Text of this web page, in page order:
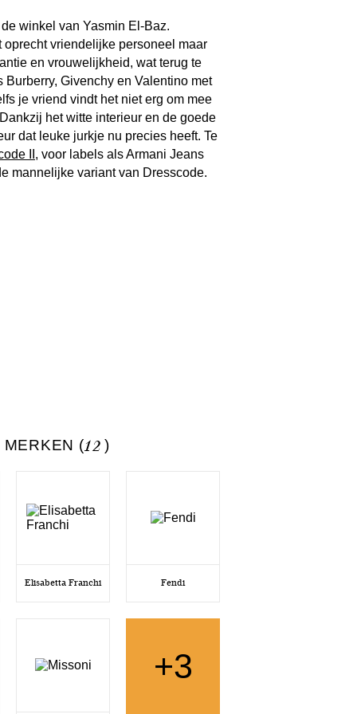
winkel van Yasmin El-Baz.
vriendelijke personeel maar
en vrouwelijkheid, wat terug te
Givenchy en Valentino met
je vriend vindt het niet erg om mee
het witte interieur en de goede
dat leuke jurkje nu precies heeft. Te
II , voor labels als Armani Jeans
mannelijke variant van Dresscode.
(12 )
Elisabetta Franchi Fendi
+3